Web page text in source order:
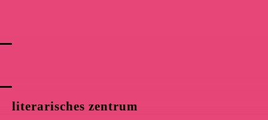
literarisches zentrum